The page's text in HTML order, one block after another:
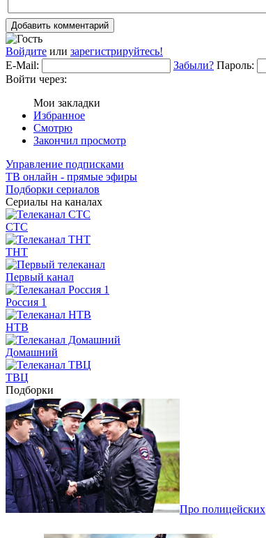
Добавить комментарий
Войдите или зарегистрируйтесь!
E-Mail:
Забыли? Пароль:
Войти через:
Мои закладки
Избранное
Смотрю
Закончил просмотр
Управление подписками
ТВ онлайн - прямые эфиры
Подборки сериалов
Сериалы на каналах
СТС
ТНТ
Первый канал
Россия 1
НТВ
Домашний
ТВЦ
Подборки
Про полицейских